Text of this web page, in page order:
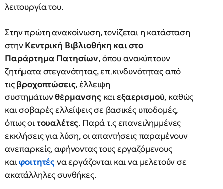
λειτουργία του.
Στην πρώτη ανακοίνωση, τονίζεται η κατάσταση
στηνΚεντρική Βιβλιοθήκη και στο
Παράρτημα Πατησίων, όπου ανακύπτουν
ζητήματα στεγανότητας, επικινδυνότητας από
τιςβροχοπτώσεις, έλλειψη
συστημάτωνθέρμανσης καιεξαερισμού, καθώς
και σοβαρές ελλείψεις σε βασικές υποδομές,
όπως οιτουαλέτες. Παρά τις επανειλημμένες
εκκλήσεις για λύση, οι απαντήσεις παραμένουν
ανεπαρκείς, αφήνοντας τους εργαζόμενους
καιφοιτητέςνα εργάζονται και να μελετούν σε
ακατάλληλες συνθήκες.